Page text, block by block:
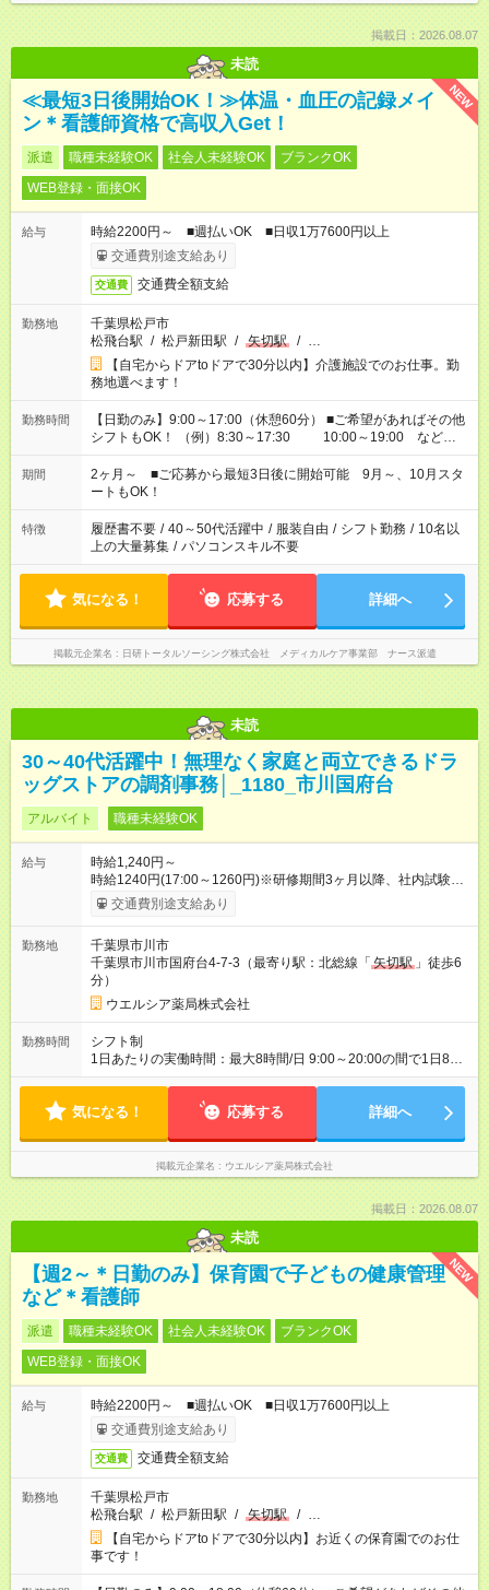
掲載日：2026.08.07
未読
NEW
≪最短3日後開始OK！≫体温・血圧の記録メイ
ン＊看護師資格で高収入Get！
派遣 職種未経験OK 社会人未経験OK
ブランクOK
WEB登録・面接OK
給与
時給2200円～ ■週払いOK ■日収1万7600円以上
交通費別途支給あり
交通費 交通費全額支給
勤務地
千葉県松戸市
松飛台駅 / 松戸新田駅 / 矢切駅 / …
【自宅からドアtoドアで30分以内】介護施設でのお仕事。勤
務地選べます！
勤務時間
【日勤のみ】9:00～17:00（休憩60分） ■ご希望があればその他
シフトもOK！ （例）8:30～17:30 10:00～19:00 など
「家族とお休みを合わせたい」 「できれば残業はしたくない」
など、あなたのご希望に沿ったお仕事をご紹介します！ ※Wワ
ーク希望の方へ 今ご覧のお仕事で希望する勤務時間と、もう1つ
のお仕事の勤務時間。 合計で週40時間を超える場合は応募でき
ません
期間
2ヶ月～ ■ご応募から最短3日後に開始可能 9月～、10月スタ
ートもOK！
特徴 履歴書不要 / 40～50代活躍中 / 服装自由 / シフト勤務 / 10名以
上の大量募集 / パソコンスキル不要
気になる！ 応募する 詳細へ
掲載元企業名 日研トータルソーシング株式会社 メディカルケア事業部 ナース派遣
未読
30～40代活躍中！無理なく家庭と両立できるドラ
ッグストアの調剤事務│_1180_市川国府台
アルバイト 職種未経験OK
給与
時給1,240円～
時給1240円(17:00～1260円)※研修期間3ヶ月以降、社内試験に
よる更新判定あり 社内試験合格後、時給＋50～100円の昇給あ
り （大学生は＋20円） 試用期間あり：入社日から3ヶ月間／本
間の長さ：3ヶ月 雇用形態、給与は本採用時と同じです。
交通費別途支給あり
勤務地
千葉県市川市
千葉県市川市国府台4-7-3（最寄り駅：北総線「 矢切駅 」徒歩6
分）
ウエルシア薬局株式会社
勤務時間
シフト制
1日あたりの実働時間：最大8時間/日 9:00～20:00の間で1日8時
間の勤務 ☆週3～5日の勤務 ※勤務曜日応相談 ☆未経験・無資格
気になる！ 応募する 詳細へ
掲載元企業名 ウエルシア薬局株式会社
掲載日：2026.08.07
未読
NEW
【週2～＊日勤のみ】保育園で子どもの健康管理
など＊看護師
派遣 職種未経験OK 社会人未経験OK
ブランクOK
WEB登録・面接OK
給与
時給2200円～ ■週払いOK ■日収1万7600円以上
交通費別途支給あり
交通費 交通費全額支給
勤務地
千葉県松戸市
松飛台駅 / 松戸新田駅 / 矢切駅 / …
【自宅からドアtoドアで30分以内】お近くの保育園でのお仕
事です！